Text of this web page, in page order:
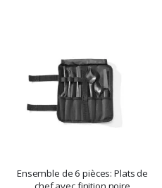
Ensemble de 6 pièces: Plats de